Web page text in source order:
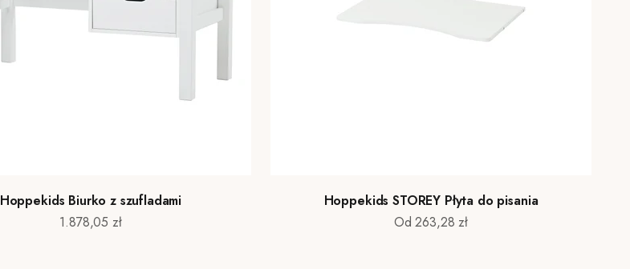
Hoppekids Biurko z szufladami
Cena promocyjna
1.878,05 zł
Hoppekids STOREY Płyta do pisania
Cena promocyjna
Od 263,28 zł